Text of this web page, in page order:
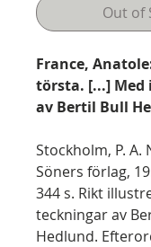
Out of
France,
törsta. [...]
av Bertil Bull
Stockholm, P.
Söners förlag,
344 s. Rikt
teckningar av
Hedlund.